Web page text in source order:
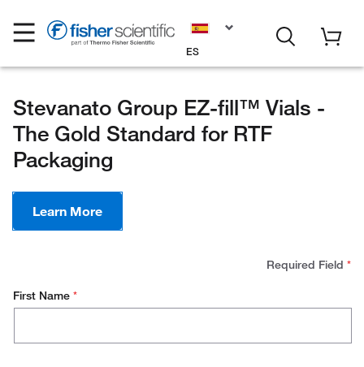
ES
Stevanato Group EZ-fill™ Vials -
The Gold Standard for RTF
Packaging
Learn More
Required Field *
First Name *